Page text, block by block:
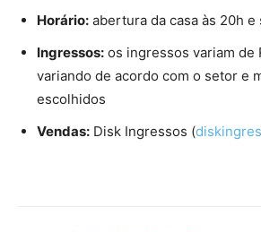
Horário: abertura da casa às 20h e
Ingressos: os ingressos variam de
variando de acordo com o setor e
escolhidos
Vendas: Disk Ingressos (